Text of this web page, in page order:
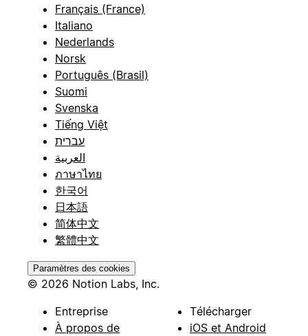
Français (France)
Italiano
Nederlands
Norsk
Português (Brasil)
Suomi
Svenska
Tiếng Việt
עברית
العربية
ภาษาไทย
한국어
日本語
简体中文
繁體中文
Paramètres des cookies
© 2026 Notion Labs, Inc.
Entreprise
À propos de
Télécharger
iOS et Android